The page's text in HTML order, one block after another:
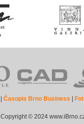
|Časopis Brno Business
Copyright © 2024